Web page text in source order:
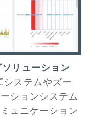
リューション
システムやズー
ションシステム
ュニケーション